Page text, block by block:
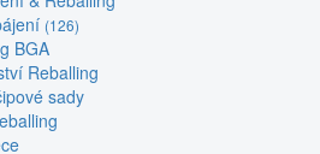
(126)
BGA
Reballing
sady